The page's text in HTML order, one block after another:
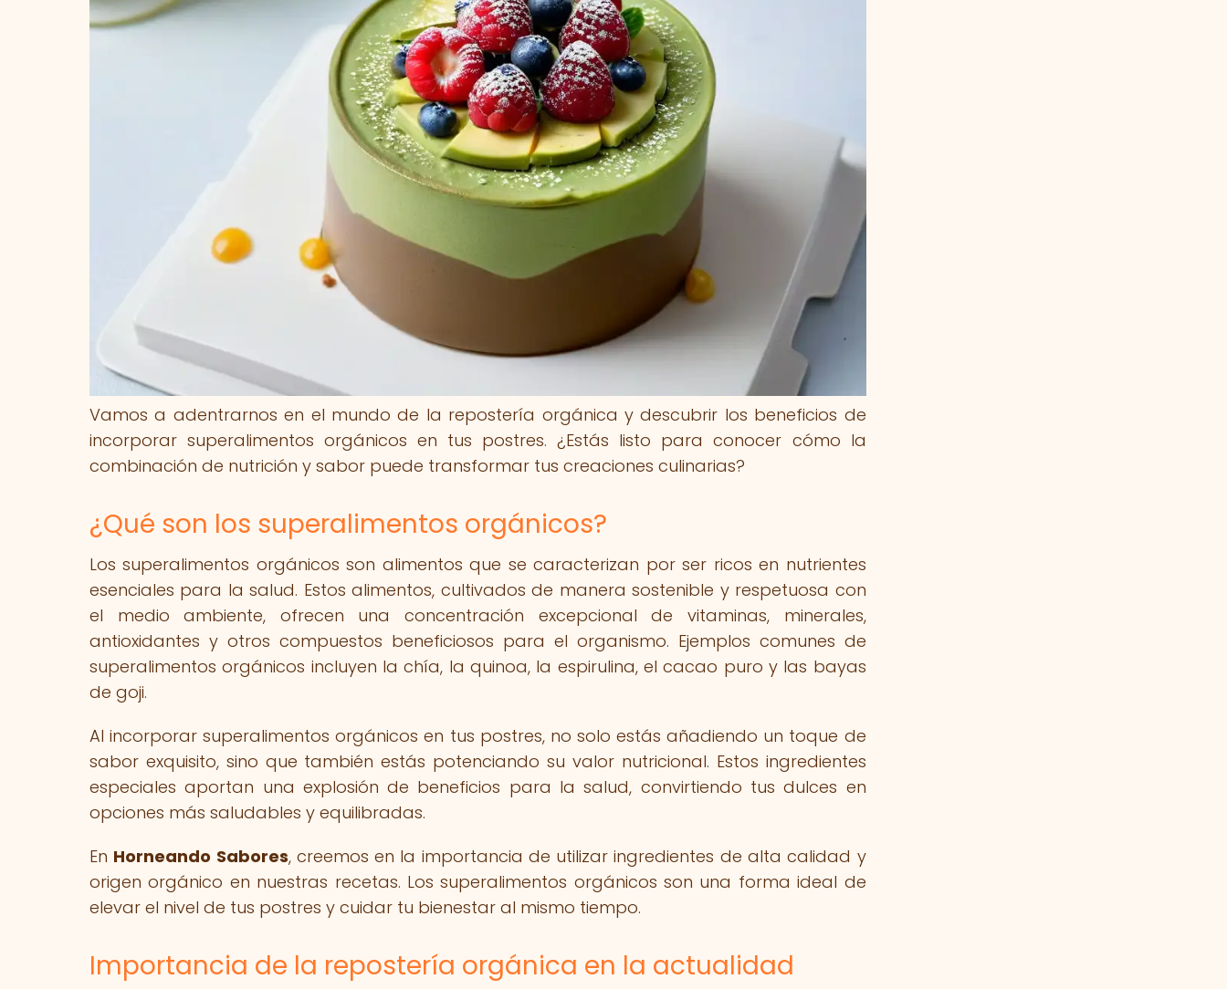
Vamos a adentrarnos en el mundo de la repostería orgánica y descubrir los beneficios de
incorporar superalimentos orgánicos en tus postres. ¿Estás listo para conocer cómo la
combinación de nutrición y sabor puede transformar tus creaciones culinarias?
¿Qué son los superalimentos orgánicos?
Los superalimentos orgánicos son alimentos que se caracterizan por ser ricos en nutrientes
esenciales para la salud. Estos alimentos, cultivados de manera sostenible y respetuosa con
el medio ambiente, ofrecen una concentración excepcional de vitaminas, minerales,
antioxidantes y otros compuestos beneficiosos para el organismo. Ejemplos comunes de
superalimentos orgánicos incluyen la chía, la quinoa, la espirulina, el cacao puro y las bayas
de goji.
Al incorporar superalimentos orgánicos en tus postres, no solo estás añadiendo un toque de
sabor exquisito, sino que también estás potenciando su valor nutricional. Estos ingredientes
especiales aportan una explosión de beneficios para la salud, convirtiendo tus dulces en
opciones más saludables y equilibradas.
En Horneando Sabores, creemos en la importancia de utilizar ingredientes de alta calidad y
origen orgánico en nuestras recetas. Los superalimentos orgánicos son una forma ideal de
elevar el nivel de tus postres y cuidar tu bienestar al mismo tiempo.
Importancia de la repostería orgánica en la actualidad